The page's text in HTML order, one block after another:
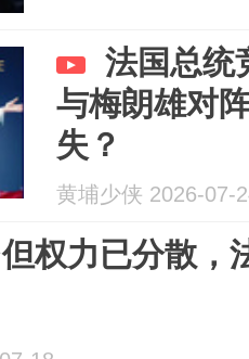
法国总统
与梅朗雄对
失？
黄埔少侠 2026-07-
权力已分散，